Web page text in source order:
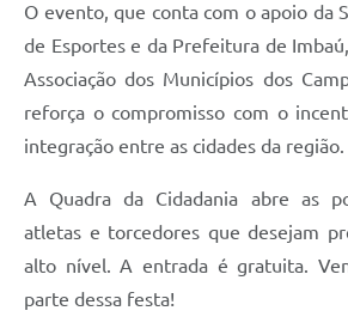
O evento, que conta com o apoio da
de Esportes e da Prefeitura de
Associação dos Municípios dos
reforça o compromisso com o
integração entre as cidades da região.
A Quadra da Cidadania abre as
atletas e torcedores que desejam
alto nível. A entrada é gratuita.
parte dessa festa!